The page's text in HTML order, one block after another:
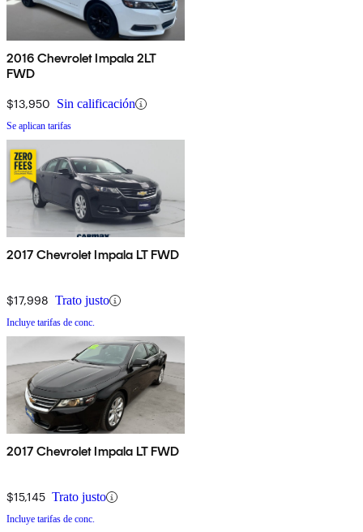
2016 Chevrolet Impala 2LT
FWD
$13,950 Sin calificación
Se aplican tarifas
2017 Chevrolet Impala LT FWD
$17,998 Trato justo
Incluye tarifas de conc.
2017 Chevrolet Impala LT FWD
$15,145 Trato justo
Incluye tarifas de conc.